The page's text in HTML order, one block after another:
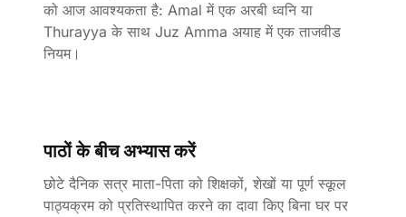
को आज आवश्यकता है: Amal में एक अरबी ध्वनि या
Thurayya के साथ Juz Amma अयाह में एक ताजवीड
नियम।
पाठों के बीच अभ्यास करें
छोटे दैनिक सत्र माता-पिता को शिक्षकों, शेखों या पूर्ण स्कूल
पाठ्यक्रम को प्रतिस्थापित करने का दावा किए बिना घर पर